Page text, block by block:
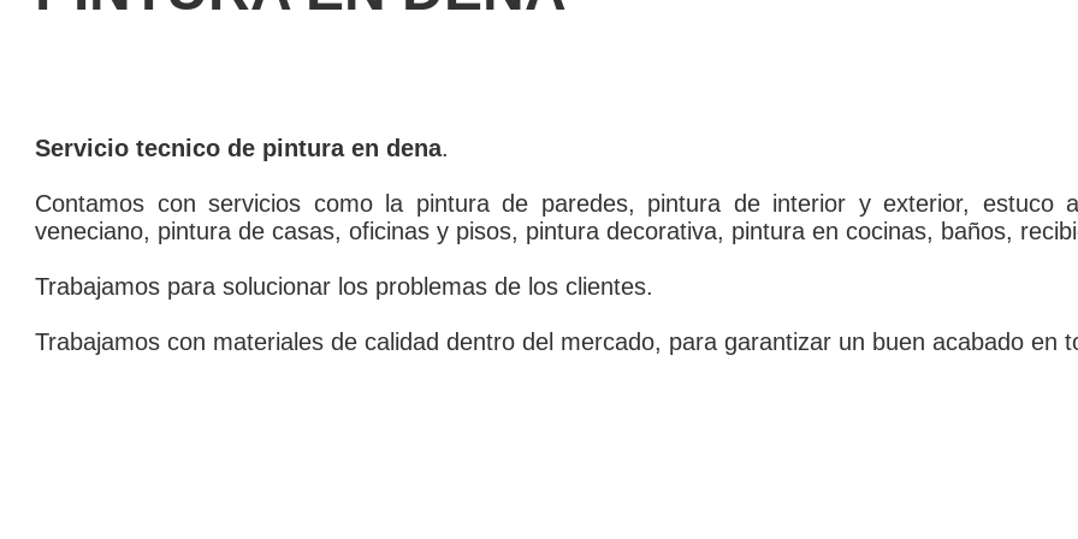
Servicio tecnico de pintura en dena.
Contamos con servicios como la pintura de paredes, pintura de interior y exterior, estuco
veneciano, pintura de casas, oficinas y pisos, pintura decorativa, pintura en cocinas, baños,
Trabajamos para solucionar los problemas de los clientes.
Trabajamos con materiales de calidad dentro del mercado, para garantizar un buen acabado en